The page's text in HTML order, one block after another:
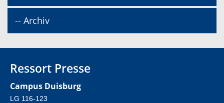
-- Archiv
Ressort Presse
Campus Duisburg
LG 116-123